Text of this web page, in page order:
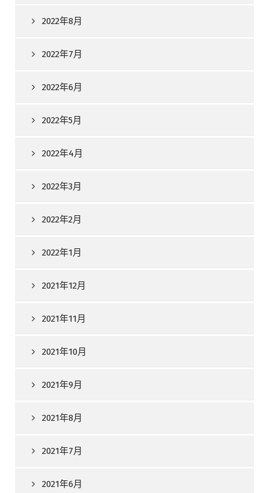
2022年8月
2022年7月
2022年6月
2022年5月
2022年4月
2022年3月
2022年2月
2022年1月
2021年12月
2021年11月
2021年10月
2021年9月
2021年8月
2021年7月
2021年6月